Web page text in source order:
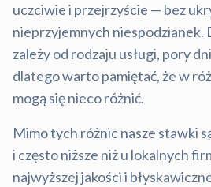
uczciwie i przejrzyście — bez
nieprzyjemnych niespodzianek.
zależy od rodzaju usługi, pory
dlatego warto pamiętać, że w
mogą się nieco różnić.
Mimo tych różnic nasze stawki
i często niższe niż u lokalnych
najwyższej jakości i